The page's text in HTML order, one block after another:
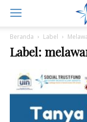
Beranda Label
Label: